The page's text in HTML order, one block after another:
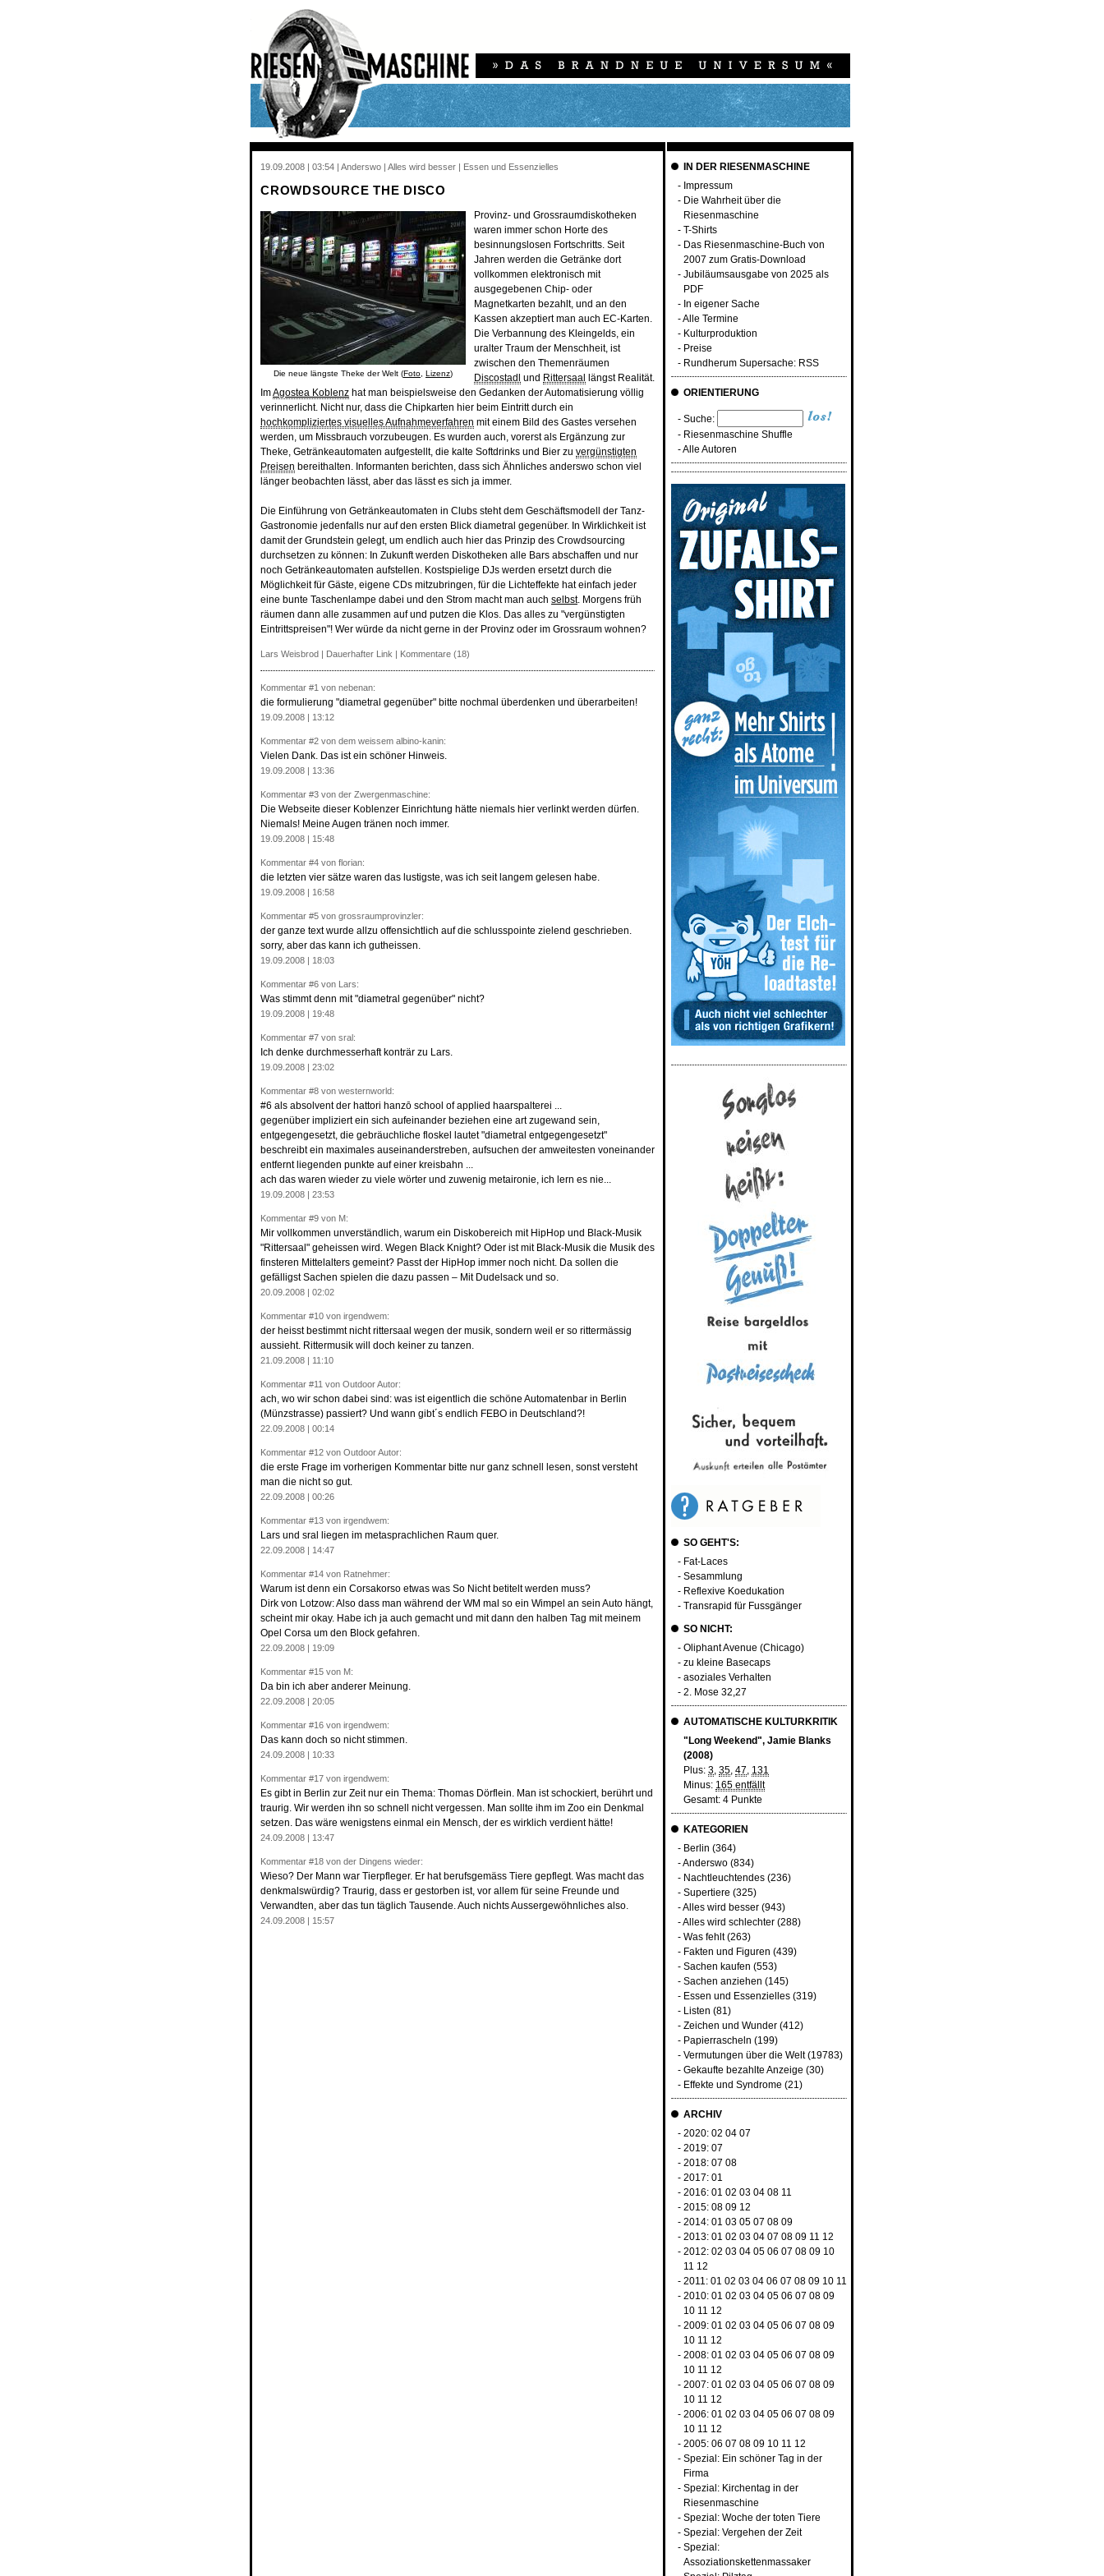
19.09.2008 | 03:54 | Anderswo | Alles wird besser | Essen und Essenzielles
CROWDSOURCE THE DISCO
Die neue längste Theke der Welt (Foto Lizenz)
Provinz- und Grossraumdiskotheken
waren immer schon Horte des
besinnungslosen Fortschritts. Seit
Jahren werden die Getränke dort
vollkommen elektronisch mit
ausgegebenen Chip- oder
Magnetkarten bezahlt, und an den
Kassen akzeptiert man auch EC-Karten.
Die Verbannung des Kleingelds, ein
uralter Traum der Menschheit, ist
zwischen den Themenräumen
Discostadl und Rittersaal
längst Realität.
ImAgostea Koblenz hat man beispielsweise den Gedanken der Automatisierung völlig
verinnerlicht. Nicht nur, dass die Chipkarten hier beim Eintritt durch ein
hochkompliziertes visuelles Aufnahmeverfahren mit einem Bild des Gastes versehen
werden, um Missbrauch vorzubeugen. Es wurden auch, vorerst als Ergänzung zur
Theke, Getränkeautomaten aufgestellt, die kalte Softdrinks und Bier zu vergünstigten
Preisen bereithalten. Informanten berichten, dass sich Ähnliches anderswo schon viel
länger beobachten lässt, aber das lässt es sich ja immer.
Die Einführung von Getränkeautomaten in Clubs steht dem Geschäftsmodell der Tanz-
Gastronomie jedenfalls nur auf den ersten Blick diametral gegenüber. In Wirklichkeit ist
damit der Grundstein gelegt, um endlich auch hier das Prinzip des Crowdsourcing
durchsetzen zu können: In Zukunft werden Diskotheken alle Bars abschaffen und nur
noch Getränkeautomaten aufstellen. Kostspielige DJs werden ersetzt durch die
Möglichkeit für Gäste, eigene CDs mitzubringen, für die Lichteffekte hat einfach jeder
eine bunte Taschenlampe dabei und den Strom macht man auch selbst. Morgens früh
räumen dann alle zusammen auf und putzen die Klos. Das alles zu "vergünstigten
Eintrittspreisen"! Wer würde da nicht gerne in der Provinz oder im Grossraum wohnen?
Lars Weisbrod | Dauerhafter Link | Kommentare (18)
Kommentar #1 von nebenan:
die formulierung "diametral gegenüber" bitte nochmal überdenken und überarbeiten!
19.09.2008 | 13:12
Kommentar #2 von dem weissem albino-kanin:
Vielen Dank. Das ist ein schöner Hinweis.
19.09.2008 | 13:36
Kommentar #3 von der Zwergenmaschine:
Die Webseite dieser Koblenzer Einrichtung hätte niemals hier verlinkt werden dürfen.
Niemals! Meine Augen tränen noch immer.
19.09.2008 | 15:48
Kommentar #4 von florian:
die letzten vier sätze waren das lustigste, was ich seit langem gelesen habe.
19.09.2008 | 16:58
Kommentar #5 von grossraumprovinzler:
der ganze text wurde allzu offensichtlich auf die schlusspointe zielend geschrieben.
sorry, aber das kann ich gutheissen.
19.09.2008 | 18:03
Kommentar #6 von Lars:
Was stimmt denn mit "diametral gegenüber" nicht?
19.09.2008 | 19:48
Kommentar #7 von sral:
Ich denke durchmesserhaft konträr zu Lars.
19.09.2008 | 23:02
Kommentar #8 von westernworld:
#6 als absolvent der hattori hanzō school of applied haarspalterei ...
gegenüber impliziert ein sich aufeinander beziehen eine art zugewand sein,
entgegengesetzt, die gebräuchliche floskel lautet "diametral entgegengesetzt"
beschreibt ein maximales auseinanderstreben, aufsuchen der amweitesten voneinander
entfernt liegenden punkte auf einer kreisbahn ...
ach das waren wieder zu viele wörter und zuwenig metaironie, ich lern es nie...
19.09.2008 | 23:53
Kommentar #9 von M:
Mir vollkommen unverständlich, warum ein Diskobereich mit HipHop und Black-Musik
"Rittersaal" geheissen wird. Wegen Black Knight? Oder ist mit Black-Musik die Musik des
finsteren Mittelalters gemeint? Passt der HipHop immer noch nicht. Da sollen die
gefälligst Sachen spielen die dazu passen – Mit Dudelsack und so.
20.09.2008 | 02:02
Kommentar #10 von irgendwem:
der heisst bestimmt nicht rittersaal wegen der musik, sondern weil er so rittermässig
aussieht. Rittermusik will doch keiner zu tanzen.
21.09.2008 | 11:10
Kommentar #11 von Outdoor Autor:
ach, wo wir schon dabei sind: was ist eigentlich die schöne Automatenbar in Berlin
(Münzstrasse) passiert? Und wann gibt´s endlich FEBO in Deutschland?!
22.09.2008 | 00:14
Kommentar #12 von Outdoor Autor:
die erste Frage im vorherigen Kommentar bitte nur ganz schnell lesen, sonst versteht
man die nicht so gut.
22.09.2008 | 00:26
Kommentar #13 von irgendwem:
Lars und sral liegen im metasprachlichen Raum quer.
22.09.2008 | 14:47
Kommentar #14 von Ratnehmer:
Warum ist denn ein Corsakorso etwas was So Nicht betitelt werden muss?
Dirk von Lotzow: Also dass man während der WM mal so ein Wimpel an sein Auto hängt,
scheint mir okay. Habe ich ja auch gemacht und mit dann den halben Tag mit meinem
Opel Corsa um den Block gefahren.
22.09.2008 | 19:09
Kommentar #15 von M:
Da bin ich aber anderer Meinung.
22.09.2008 | 20:05
Kommentar #16 von irgendwem:
Das kann doch so nicht stimmen.
24.09.2008 | 10:33
Kommentar #17 von irgendwem:
Es gibt in Berlin zur Zeit nur ein Thema: Thomas Dörflein. Man ist schockiert, berührt und
traurig. Wir werden ihn so schnell nicht vergessen. Man sollte ihm im Zoo ein Denkmal
setzen. Das wäre wenigstens einmal ein Mensch, der es wirklich verdient hätte!
24.09.2008 | 13:47
Kommentar #18 von der Dingens wieder:
Wieso? Der Mann war Tierpfleger. Er hat berufsgemäss Tiere gepflegt. Was macht das
denkmalswürdig? Traurig, dass er gestorben ist, vor allem für seine Freunde und
Verwandten, aber das tun täglich Tausende. Auch nichts Aussergewöhnliches also.
24.09.2008 | 15:57
IN DER RIESENMASCHINE
- Impressum
- Die Wahrheit über die
Riesenmaschine
- T-Shirts
- Das Riesenmaschine-Buch von
2007 zum Gratis-Download
- Jubiläumsausgabe von 2025 als
PDF
- In eigener Sache
-Alle Termine
- Kulturproduktion
- Preise
- Rundherum Supersache: RSS
ORIENTIERUNG
- Suche:
- Riesenmaschine Shuffle
-Alle Autoren
SO GEHT'S:
- Fat-Laces
- Sesammlung
- Reflexive Koedukation
- Transrapid für Fussgänger
SO NICHT:
- Oliphant Avenue (Chicago)
- zu kleine Basecaps
- asoziales Verhalten
- 2. Mose 32,27
AUTOMATISCHE KULTURKRITIK
"Long Weekend", Jamie Blanks
(2008)
Plus: 3, 35, 47, 131
Minus: 165 entfällt
Gesamt: 4 Punkte
KATEGORIEN
- Berlin (364)
-Anderswo(834)
- Nachtleuchtendes(236)
- Supertiere (325)
-Alles wird besser(943)
-Alles wird schlechter(288)
- Was fehlt(263)
- Fakten und Figuren (439)
- Sachen kaufen (553)
- Sachen anziehen (145)
- Essen und Essenzielles(319)
- Listen (81)
- Zeichen und Wunder(412)
- Papierrascheln (199)
- Vermutungen über die Welt(19783)
- Gekaufte bezahlte Anzeige (30)
- Effekte und Syndrome (21)
ARCHIV
- 2020: 02 04 07
- 2019: 07
- 2018: 07 08
- 2017: 01
- 2016: 01 02 03 04 08 11
- 2015: 08 09 12
- 2014: 01 03 05 07 08 09
- 2013: 01 02 03 04 07 08 09 11 12
- 2012: 02 03 04 05 06 07 08 09 10
11 12
- 2011: 01 02 03 04 06 07 08 09 10 11
- 2010: 01 02 03 04 05 06 07 08 09
10 11 12
- 2009: 01 02 03 04 05 06 07 08 09
10 11 12
- 2008: 01 02 03 04 05 06 07 08 09
10 11 12
- 2007: 01 02 03 04 05 06 07 08 09
10 11 12
- 2006: 01 02 03 04 05 06 07 08 09
10 11 12
- 2005: 06 07 08 09 10 11 12
- Spezial: Ein schöner Tag in der
Firma
- Spezial: Kirchentag in der
Riesenmaschine
- Spezial: Woche der toten Tiere
- Spezial: Vergehen der Zeit
- Spezial:
Assoziationskettenmassaker